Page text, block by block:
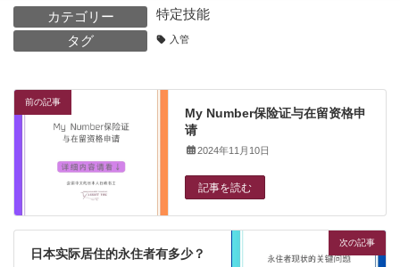
カテゴリー
特定技能
タグ
入管
前の記事
My Number保险证与在留资格申
请
2024年11月10日
記事を読む
次の記事
日本实际居住的永住者有多少？